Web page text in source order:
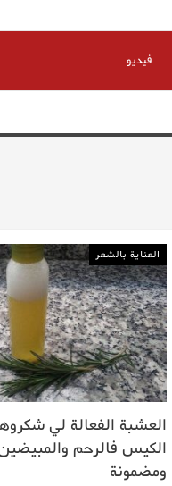
فيديو
العناية بالشعر
العشبة الفعالة لي
الكيس فالرحم
ومضمونة